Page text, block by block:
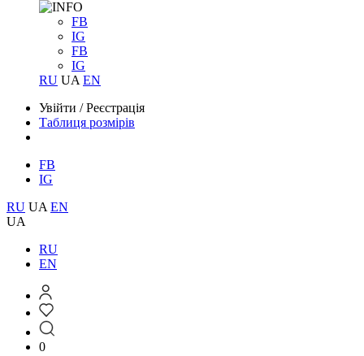
FB
IG
FB
IG
RU UA EN
Увійти /Реєстрація
Таблиця розмірів
FB
IG
RU UA EN
UA
RU
EN
0